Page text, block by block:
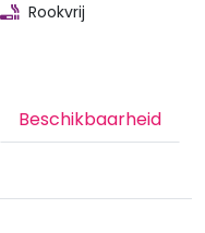
Rookvrij
Beschikbaarheid